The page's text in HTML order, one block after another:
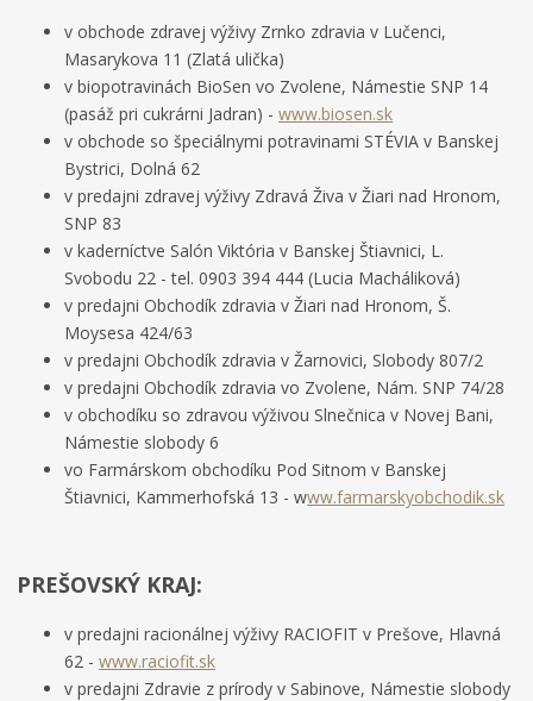
v obchode zdravej výživy Zrnko zdravia v Lučenci,
Masarykova 11 (Zlatá ulička)
v biopotravinách BioSen vo Zvolene, Námestie SNP 14
(pasáž pri cukrárni Jadran) -www.biosen.sk
v obchode so špeciálnymi potravinami STÉVIA v Banskej
Bystrici, Dolná 62
v predajni zdravej výživy Zdravá Živa v Žiari nad Hronom,
SNP 83
v kaderníctve Salón Viktória v Banskej Štiavnici, L.
Svobodu 22 - tel. 0903 394 444 (Lucia Macháliková)
v predajni Obchodík zdravia v Žiari nad Hronom, Š.
Moysesa 424/63
v predajni Obchodík zdravia v Žarnovici, Slobody 807/2
v predajni Obchodík zdravia vo Zvolene, Nám. SNP 74/28
v obchodíku so zdravou výživou Slnečnica v Novej Bani,
Námestie slobody 6
vo Farmárskom obchodíku Pod Sitnom v Banskej
Štiavnici, Kammerhofská 13 - www.farmarskyobchodik.sk
PREŠOVSKÝ KRAJ:
v predajni racionálnej výživy RACIOFIT v Prešove, Hlavná
62 -www.raciofit.sk
v predajni Zdravie z prírody v Sabinove, Námestie slobody